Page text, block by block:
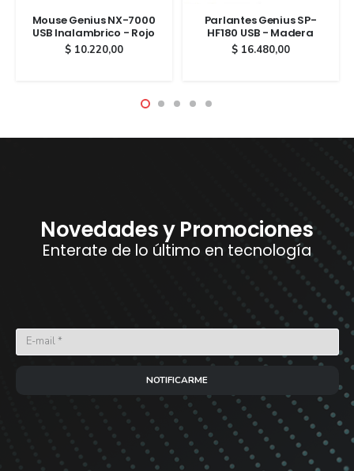
Mouse Genius NX-7000
USB Inalambrico - Rojo
$10.220,00
Parlantes Genius SP-
HF180 USB - Madera
$16.480,00
Novedades y Promociones
Enterate de lo último en tecnología
NOTIFICARME